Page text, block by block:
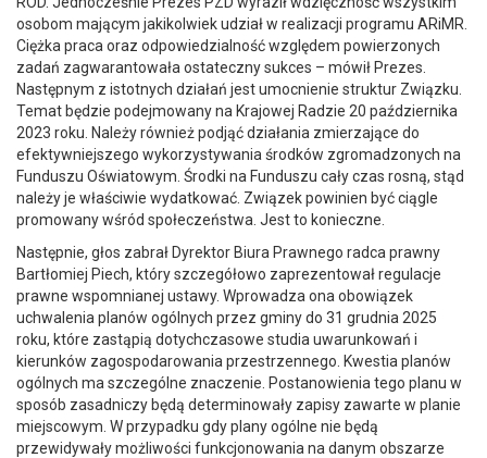
osobom mającym jakikolwiek udział w realizacji programu ARiMR.
Ciężka praca oraz odpowiedzialność względem powierzonych
zadań zagwarantowała ostateczny sukces – mówił Prezes.
Następnym z istotnych działań jest umocnienie struktur Związku.
Temat będzie podejmowany na Krajowej Radzie 20 października
2023 roku. Należy również podjąć działania zmierzające do
efektywniejszego wykorzystywania środków zgromadzonych na
Funduszu Oświatowym. Środki na Funduszu cały czas rosną, stąd
należy je właściwie wydatkować. Związek powinien być ciągle
promowany wśród społeczeństwa. Jest to konieczne.
Następnie, głos zabrał Dyrektor Biura Prawnego radca prawny
Bartłomiej Piech, który szczegółowo zaprezentował regulacje
prawne wspomnianej ustawy. Wprowadza ona obowiązek
uchwalenia planów ogólnych przez gminy do 31 grudnia 2025
roku, które zastąpią dotychczasowe studia uwarunkowań i
kierunków zagospodarowania przestrzennego. Kwestia planów
ogólnych ma szczególne znaczenie. Postanowienia tego planu w
sposób zasadniczy będą determinowały zapisy zawarte w planie
miejscowym. W przypadku gdy plany ogólne nie będą
przewidywały możliwości funkcjonowania na danym obszarze